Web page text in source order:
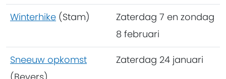
Winterhike (Stam)
Zaterdag 7 en zondag
8 februari
Sneeuw opkomst
Zaterdag 24 januari